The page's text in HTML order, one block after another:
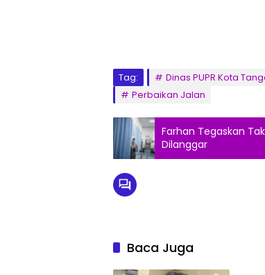
Tag: Dinas PUPR Kota
Perbaikan Jalan
Farhan Tegaskan
Dilanggar
Baca Juga